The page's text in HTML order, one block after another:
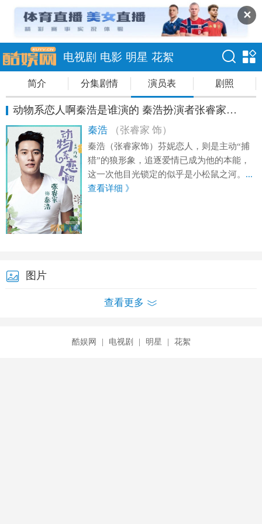
✕
电视剧 电影 明星 花絮
简介 分集剧情 演员表 剧照
动物系恋人啊秦浩是谁演的 秦浩扮演者张睿家资料
秦浩 （张睿家 饰）
秦浩（张睿家饰）芬妮恋人，则是主动“捕
猎”的狼形象，追逐爱情已成为他的本能，
这一次他目光锁定的似乎是小松鼠之河。 ...
查看详细 》
图片
查看更多
酷娱网 电视剧 明星 花絮